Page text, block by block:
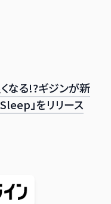
なる!?ギジンが新
」をリリース